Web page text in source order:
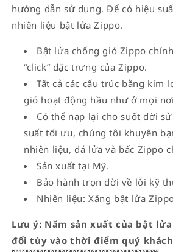
hướng dẫn sử dụng. Để có hiệu
nhiên liệu bật lửa Zippo.
Bật lửa chống gió Zippo
“click” đặc trưng của Zippo.
Tất cả các cấu trúc bằng kim
gió hoạt động hầu như ở mọi
Có thể nạp lại cho suốt đời
suất tối ưu, chúng tôi khuyên
nhiên liệu, đá lửa và bấc Zippo
Sản xuất tại Mỹ.
Bảo hành trọn đời về lỗi kỹ
Nhiên liệu: Xăng bật lửa
Lưu ý: Năm sản xuất của bật
đổi tùy vào thời điểm quý